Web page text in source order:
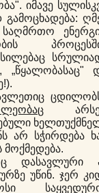
იმავე
გამოცხადება:
საღმრთო
„წყალობასაც"
არ სჭირდება
მოქმედება.
უწინ. ჯერ